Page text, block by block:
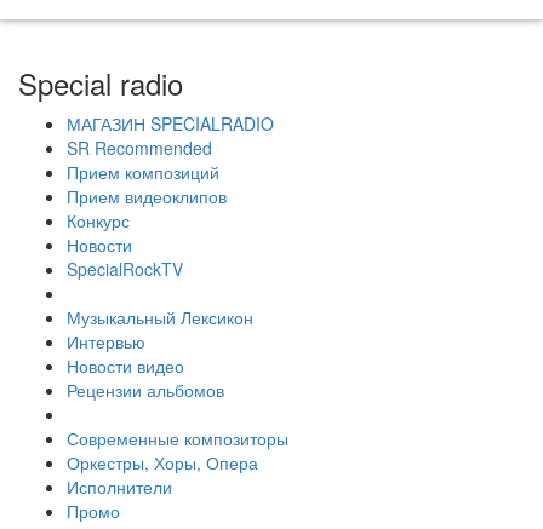
Special radio
МАГАЗИН SPECIALRADIO
SR Recommended
Прием композиций
Прием видеоклипов
Конкурс
Новости
SpecialRockTV
Музыкальный Лексикон
Интервью
Новости видео
Рецензии альбомов
Современные композиторы
Оркестры, Хоры, Опера
Исполнители
Промо